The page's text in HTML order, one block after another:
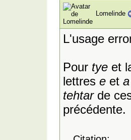
Lomelinde
L'usage
Pour tye et
lettres e et a
tehtarde
précédente.